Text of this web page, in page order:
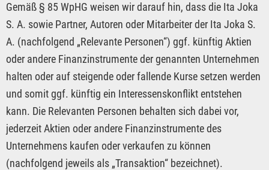
Gemäß § 85 WpHG weisen wir darauf hin, dass die Ita Joka
S. A. sowie Partner, Autoren oder Mitarbeiter der Ita Joka S.
A. (nachfolgend „Relevante Personen“) ggf. künftig Aktien
oder andere Finanzinstrumente der genannten Unternehmen
halten oder auf steigende oder fallende Kurse setzen werden
und somit ggf. künftig ein Interessenskonflikt entstehen
kann. Die Relevanten Personen behalten sich dabei vor,
jederzeit Aktien oder andere Finanzinstrumente des
Unternehmens kaufen oder verkaufen zu können
(nachfolgend jeweils als „Transaktion“ bezeichnet).